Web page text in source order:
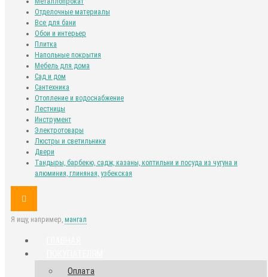
Отделочные материалы
Все для бани
Обои и интерьер
Плитка
Напольные покрытия
Мебель для дома
Сад и дом
Сантехника
Отопление и водоснабжение
Лестницы
Инструмент
Электротовары
Люстры и светильники
Двери
Тандыры, барбекю, садж, казаны, коптильни и посуда из чугуна и
алюминия, глиняная, узбекская
Я ищу, например, мангал
Оплата